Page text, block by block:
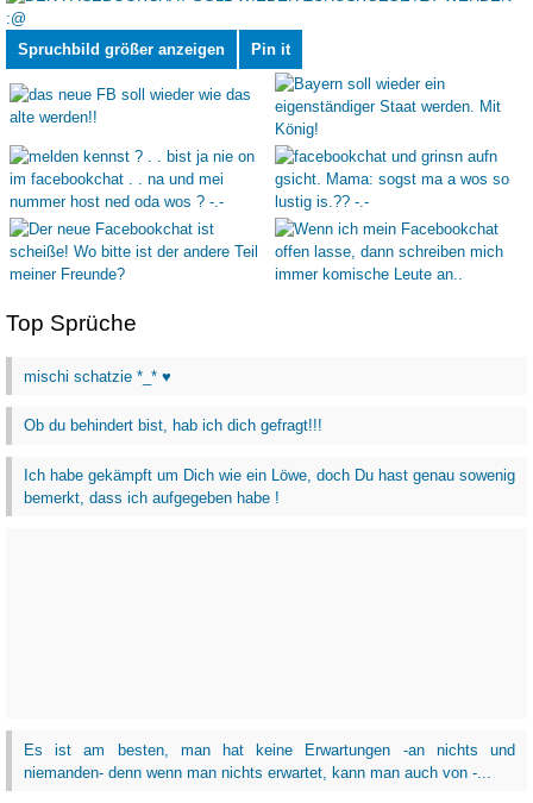
Spruchbild größer anzeigen Pin it
Top Sprüche
mischi schatzie *_* ♥
Ob du behindert bist, hab ich dich gefragt!!!
Ich habe gekämpft um Dich wie ein Löwe, doch Du hast genau sowenig
bemerkt, dass ich aufgegeben habe !
Es ist am besten, man hat keine Erwartungen -an nichts und
niemanden- denn wenn man nichts erwartet, kann man auch von -...